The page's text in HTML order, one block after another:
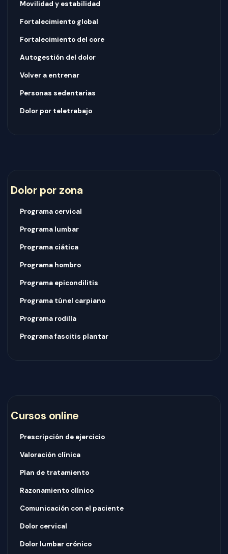
Movilidad y estabilidad
Fortalecimiento global
Fortalecimiento del core
Autogestión del dolor
Volver a entrenar
Personas sedentarias
Dolor por teletrabajo
Dolor por zona
Programa cervical
Programa lumbar
Programa ciática
Programa hombro
Programa epicondilitis
Programa túnel carpiano
Programa rodilla
Programa fascitis plantar
Cursos online
Prescripción de ejercicio
Valoración clínica
Plan de tratamiento
Razonamiento clínico
Comunicación con el paciente
Dolor cervical
Dolor lumbar crónico